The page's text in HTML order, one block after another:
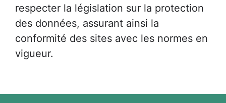
respecter la législation sur la protection
des données, assurant ainsi la
conformité des sites avec les normes en
vigueur.